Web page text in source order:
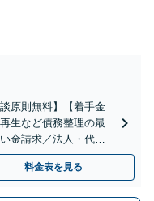
原則無料】【着手金
生など債務整理の最
金請求／法人・代表
験がある弁護士も在
料金表を見る